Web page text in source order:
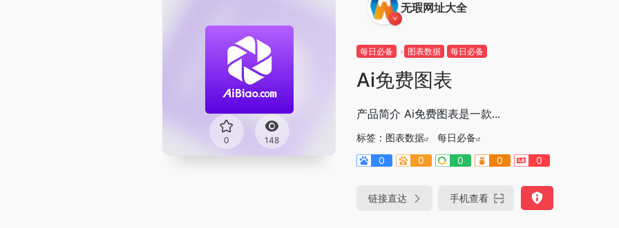
0 148
无瑕网址大全
每日必备 图表数据 每日必备
Ai免费图表
产品简介 Ai免费图表是一款...
标签： 图表数据
每日必备
0
0 0 0 0
链接直达 手机查看